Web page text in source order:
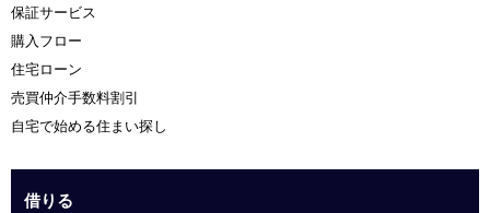
保証サービス
購入フロー
住宅ローン
売買仲介手数料割引
自宅で始める住まい探し
借りる